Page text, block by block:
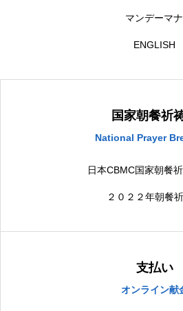
マンデーマナ
ENGLISH
国家朝餐祈
National Prayer
日本CBMC国家朝餐
２０２２年朝餐
支払い
オンライン献